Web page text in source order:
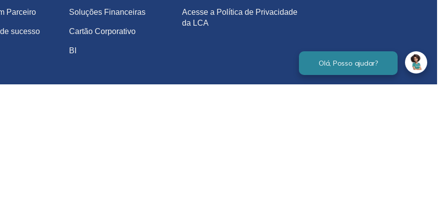
Parceiro
sucesso
Soluções Financeiras
Cartão Corporativo
BI
Acesse a Política de Privacidade
da LCA